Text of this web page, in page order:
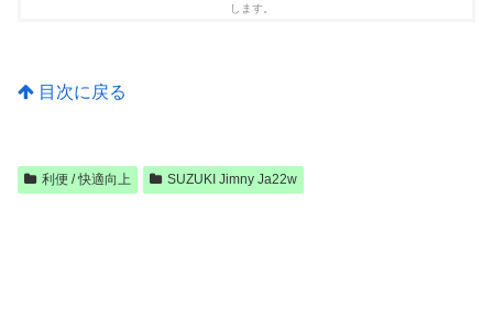
目次に戻る
利便 / 快適向上 SUZUKI Jimny Ja22w